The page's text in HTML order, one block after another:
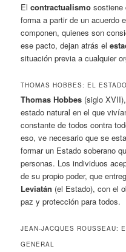
Elcontractualismo sostiene
forma a partir de un acuerdo
componen, quienes son
ese pacto, dejan atrás el
situación previa a cualquier
THOMAS HOBBES: EL
Thomas Hobbes (siglo
estado natural en el que
constante de todos contra
eso, ve necesario que se
formar un Estado soberano
personas. Los individuos
de su propio poder, que
Leviatán (el Estado), con el
paz y protección para todos.
JEAN-JACQUES ROUSSEAU:
GENERAL